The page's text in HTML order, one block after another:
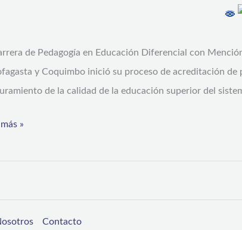
de Pedagogía en Educación Diferencial con
y Coquimbo inició su proceso de acreditación
de la calidad de la educación superior del
»
Contacto